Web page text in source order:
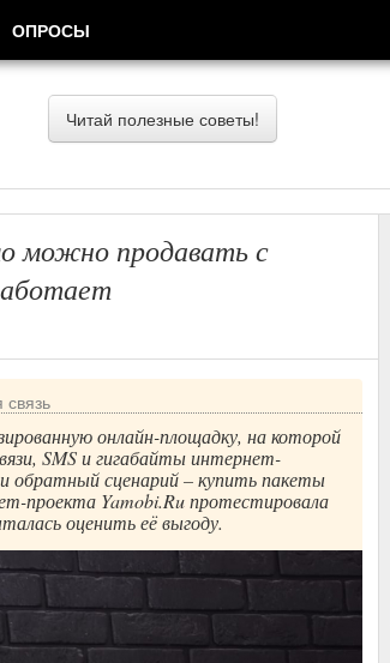
Читай полезные советы!
можно продавать с
онлайн-площадку, на которой
SMS и гигабайты интернет-
обратный сценарий – купить пакеты
проекта Yamobi.Ru протестировала
оценить её выгоду.
ОПРОСЫ